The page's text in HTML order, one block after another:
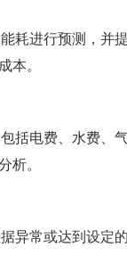
耗进行预测，并
本。
括电费、水费、
析。
异常或达到设定